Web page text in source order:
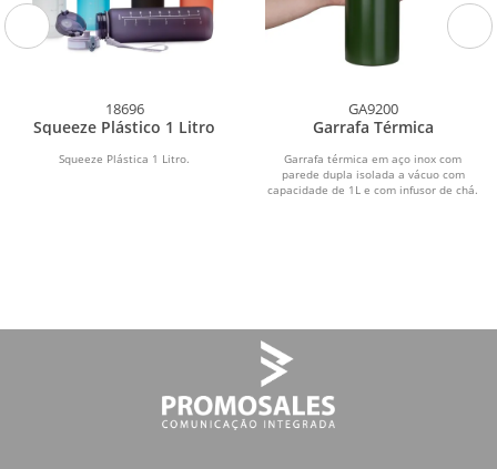
18696
Squeeze Plástico 1 Litro
Squeeze Plástica 1 Litro.
GA9200
Garrafa Térmica
Garrafa térmica em aço inox com
parede dupla isolada a vácuo com
capacidade de 1L e com infusor de chá.